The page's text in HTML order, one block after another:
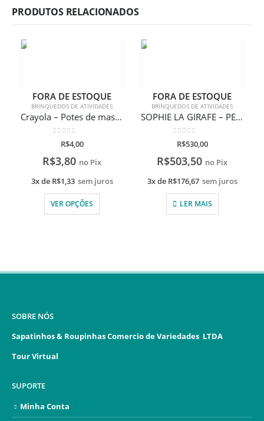
PRODUTOS RELACIONADOS
FORA DE ESTOQUE
BRINQUEDOS DE ATIVIDADES
Crayola – Potes de massinha de Modelar 56g
de 5
R$4,00
R$3,80 no Pix
3x de R$1,33 sem juros
VER OPÇÕES
FORA DE ESTOQUE
BRINQUEDOS DE ATIVIDADES
SOPHIE LA GIRAFE – PELÚCIA TOUCH & MUSIC
de 5
R$530,00
R$503,50 no Pix
3x de R$176,67 sem juros
LER MAIS
SOBRE NÓS
Sapatinhos & Roupinhas Comercio de Variedades LTDA
Tour Virtual
SUPORTE
Minha Conta